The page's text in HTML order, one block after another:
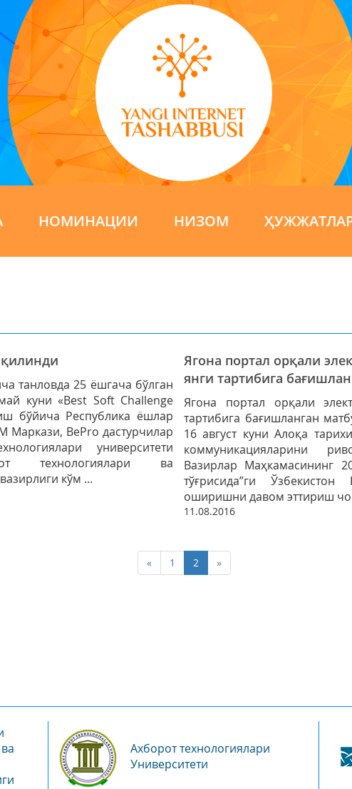
НОМИНАЦИИ НИЗОМ
танловда 25 ёшгача бўлган
куни «Best Soft Challenge
бўйича Республика ёшлар
Маркази, ВеРrо дастурчилар
университети
технологиялари ва
кўм ...
Ягона портал орқали
янги тартибига
Ягона портал орқали
тартибига бағишланган
16 август куни Алоқа
коммуникацияларини
Вазирлар Маҳкамасининг
тўғрисида”ги
оширишни давом эттириш
11.08.2016
« 1 2 »
Ахборот технологиялари
Университети